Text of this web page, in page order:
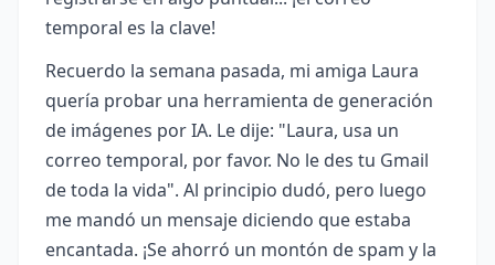
temporal es la clave!
Recuerdo la semana pasada, mi amiga Laura
quería probar una herramienta de generación
de imágenes por IA. Le dije: "Laura, usa un
correo temporal, por favor. No le des tu Gmail
de toda la vida". Al principio dudó, pero luego
me mandó un mensaje diciendo que estaba
encantada. ¡Se ahorró un montón de spam y la